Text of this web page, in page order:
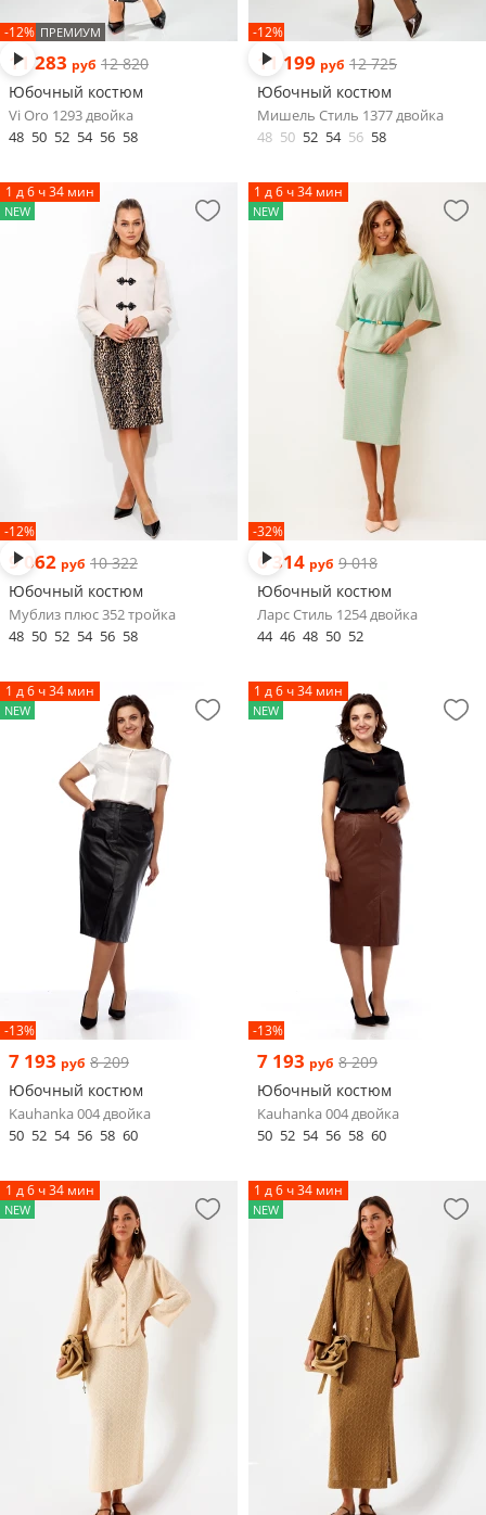
-12% ПРЕМИУМ
11 283 руб 12 820
Юбочный костюм
Vi Oro 1293 двойка
48 50 52 54 56 58
-12%
11 199 руб 12 725
Юбочный костюм
Мишель Стиль 1377 двойка
48 50 52 54 56 58
1 д 6 ч 34 мин
NEW
-12%
9 062 руб 10 322
Юбочный костюм
Мублиз плюс 352 тройка
48 50 52 54 56 58
1 д 6 ч 34 мин
NEW
-32%
6 314 руб 9 018
Юбочный костюм
Ларс Стиль 1254 двойка
44 46 48 50 52
1 д 6 ч 34 мин
NEW
-13%
7 193 руб 8 209
Юбочный костюм
Kauhanka 004 двойка
50 52 54 56 58 60
1 д 6 ч 34 мин
NEW
-13%
7 193 руб 8 209
Юбочный костюм
Kauhanka 004 двойка
50 52 54 56 58 60
1 д 6 ч 34 мин
NEW
1 д 6 ч 34 мин
NEW